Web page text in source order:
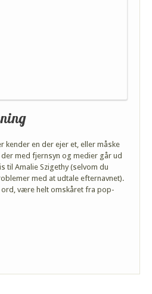
kender en der ejer et, eller måske
med fjernsyn og medier går ud
til Amalie Szigethy (selvom du
med at udtale efternavnet).
ord, være helt omskåret fra pop-